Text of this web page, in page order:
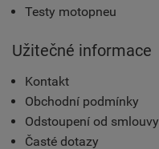
Testy motopneu
Užitečné informace
Kontakt
Obchodní podmínky
Odstoupení od smlouvy
Časté dotazy